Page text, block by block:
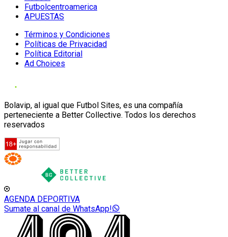
Futbolcentroamerica
APUESTAS
Términos y Condiciones
Políticas de Privacidad
Política Editorial
Ad Choices
Bolavip, al igual que Futbol Sites, es una compañía
perteneciente a Better Collective. Todos los derechos
reservados
AGENDA DEPORTIVA
Sumate al canal de WhatsApp!